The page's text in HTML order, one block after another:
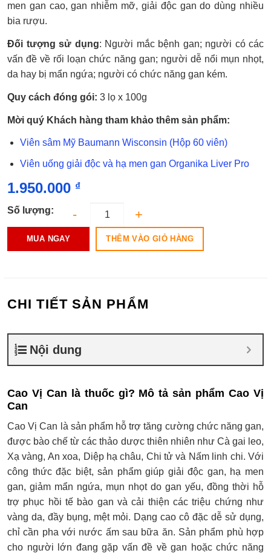
men gan cao, gan nhiễm mỡ, giải độc gan do dùng nhiều
bia rượu.
Đối tượng sử dụng: Người mắc bệnh gan; người có các
vấn đề về rối loạn chức năng gan; người dễ nổi mụn nhọt,
da hay bị mẩn ngứa; người có chức năng gan kém.
Quy cách đóng gói: 3 lọ x 100g
Mời quý Khách hàng tham khảo thêm sản phẩm:
Viên sâm Mỹ Baumann Wisconsin (Hộp 60 viên)
Viên uống giải độc và hạ men gan Organika Liver Pro
1.950.000 ₫
Số lượng:
MUA NGAY THÊM VÀO GIỎ HÀNG
CHI TIẾT SẢN PHẨM
Nội dung
Cao Vị Can là thuốc gì? Mô tả sản phẩm Cao Vị
Can
Cao Vị Can là sản phẩm hỗ trợ tăng cường chức năng gan,
được bào chế từ các thảo dược thiên nhiên như Cà gai leo,
Xạ vàng, An xoa, Diệp hạ châu, Chi tử và Nấm linh chi. Với
công thức đặc biệt, sản phẩm giúp giải độc gan, hạ men
gan, giảm mẩn ngứa, mụn nhọt do gan yếu, đồng thời hỗ
trợ phục hồi tế bào gan và cải thiện các triệu chứng như
vàng da, đầy bụng, mệt mỏi. Dạng cao cô đặc dễ sử dụng,
chỉ cần pha với nước ấm sau bữa ăn. Sản phẩm phù hợp
cho người lớn đang gặp vấn đề về gan hoặc chức năng